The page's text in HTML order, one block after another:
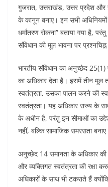
गुजरात, उत्तराखंड, उत्तर प्रदेश और
के कानून बनाए। इन सभी
धर्मांतरण रोकना” बताया गया है,
संविधान की मूल भावना पर
भारतीय संविधान का अनुच्छेद 25(1)
का अधिकार देता है। इसमें तीन मूल
स्वतंत्रता, उसका पालन करने की
स्वतंत्रता। यह अधिकार राज्य के
के अधीन है, परंतु इन सीमाओं का
नहीं, बल्कि सामाजिक समरसता
अनुच्छेद 14 समानता के अधिकार
और व्यक्तिगत स्वतंत्रता की रक्षा
अधिकारों के साथ भी टकराते हैं